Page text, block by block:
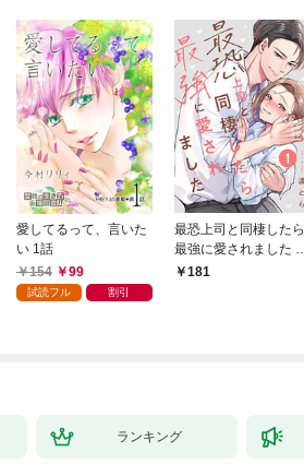
愛してるって、言いた
い 1話
154
99
試読フル 割引
最恐上司と同棲したら
最強に愛されました 1
巻181
ランキング